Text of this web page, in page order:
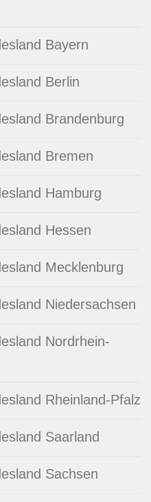
Bayern
Berlin
Brandenburg
Bremen
Hamburg
Hessen
Mecklenburg
Niedersachsen
Nordrhein-
Rheinland-Pfalz
Saarland
Sachsen